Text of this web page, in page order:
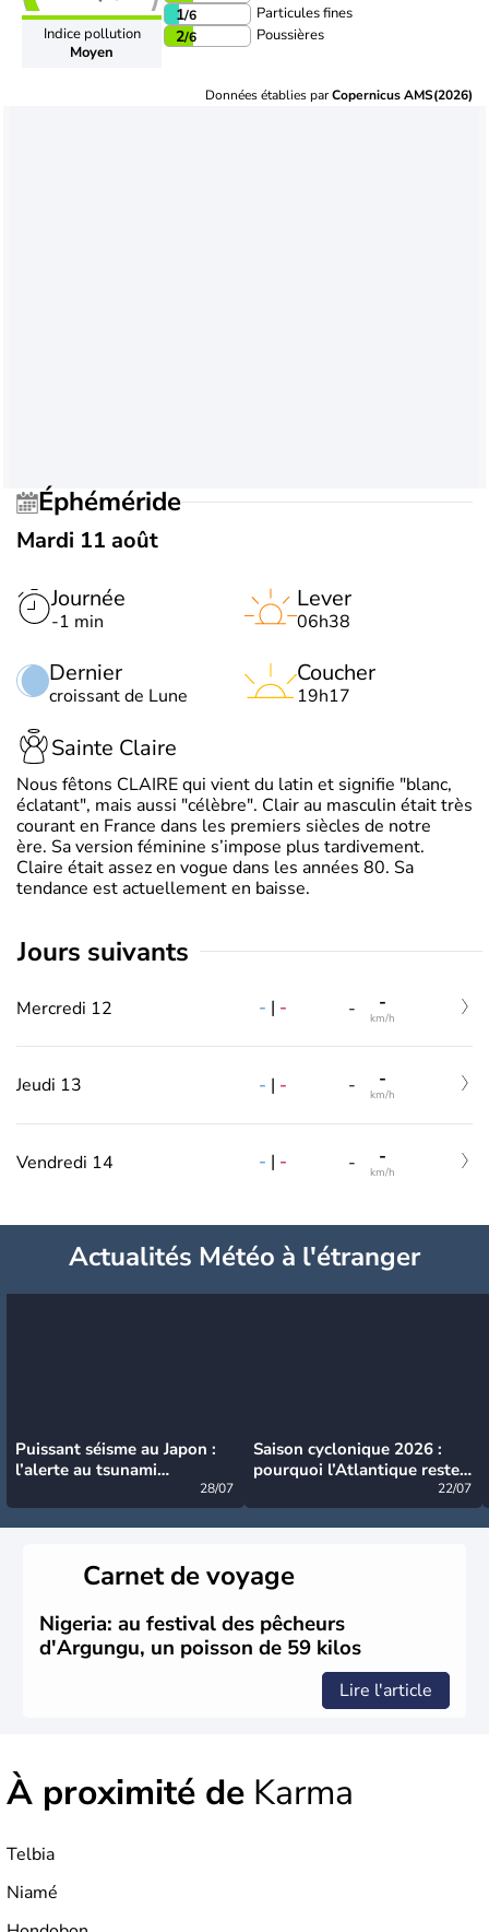
Indice pollution
Moyen
1/6 Particules fines
2/6 Poussières
Données établies parCopernicus AMS(2026)
Éphéméride
Mardi 11 août
Journée
-1 min
Dernier
croissant de Lune
Lever
06h38
Coucher
19h17
Sainte Claire
Nous fêtons CLAIRE qui vient du latin et signifie "blanc,
éclatant", mais aussi "célèbre". Clair au masculin était très
courant en France dans les premiers siècles de notre
ère. Sa version féminine s’impose plus tardivement.
Claire était assez en vogue dans les années 80. Sa
tendance est actuellement en baisse.
jours suivants
Mercredi 12 - | - - -
km/h
Jeudi 13 - | - - -
km/h
Vendredi 14 - | - - -
km/h
Actualités Météo à l'étranger
Puissant séisme au Japon :
l’alerte au tsunami
28/07
Saison cyclonique 2026 :
pourquoi l’Atlantique reste
22/07
Carnet de voyage
Nigeria: au festival des pêcheurs
d'Argungu, un poisson de 59 kilos
Lire l'article
À proximité de Karma
Telbia
Niamé